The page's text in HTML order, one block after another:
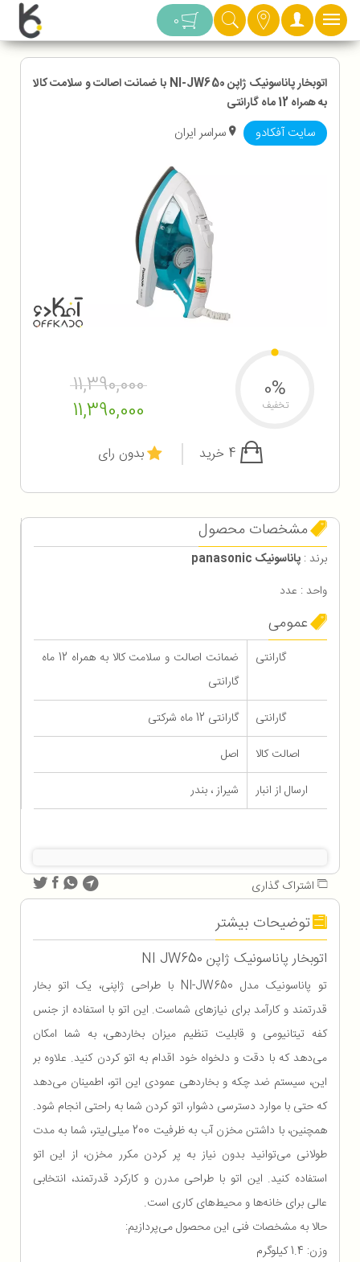
دسته بندی 0
اتوبخار پاناسونیک ژاپن NI-JW650 با ضمانت اصالت و سلامت کالا
به همراه 12 ماه گارانتی
سایت آفکادو سراسر ایران
11,390,000
11,390,000
0%
تخفیف
بدون رای
مشخصات محصول
برند : پاناسونیک panasonic
واحد : عدد
عمومی
گارانتی
ضمانت اصالت و سلامت کالا به همراه 12 ماه
گارانتی
گارانتی
گارانتی 12 ماه شرکتی
اصالت کالا
اصل
ارسال از انبار
شیراز ، بندر
اشتراک گذاری
توضیحات بیشتر
اتوبخار پاناسونیک ژاپن NI JW650
تو پاناسونیک مدل NI-JW650 با طراحی ژاپنی، یک اتو بخار
قدرتمند و کارآمد برای نیازهای شماست. این اتو با استفاده از جنس
کفه تیتانیومی و قابلیت تنظیم میزان بخاردهی، به شما امکان
می‌دهد که با دقت و دلخواه خود اقدام به اتو کردن کنید. علاوه بر
این، سیستم ضد چکه و بخاردهی عمودی این اتو، اطمینان می‌دهد
که حتی با موارد دسترسی دشوار، اتو کردن شما به راحتی انجام شود.
همچنین، با داشتن مخزن آب به ظرفیت 200 میلی‌لیتر، شما به مدت
طولانی می‌توانید بدون نیاز به پر کردن مکرر مخزن، از این اتو
استفاده کنید. این اتو با طراحی مدرن و کارکرد قدرتمند، انتخابی
عالی برای خانه‌ها و محیط‌های کاری است.
حالا به مشخصات فنی این محصول می‌پردازیم:
وزن: 1.4 کیلوگرم